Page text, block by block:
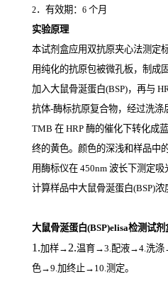
2．有效期： 6 个月
实验原理
本试剂盒应用双抗原夹心法测定
用纯化的抗原包被微孔板，制成
加入大鼠骨涎蛋白(BSP)，再与
抗体-酶标抗原复合物，经过洗涤
TMB 在 HRP 酶的催化下转化成
终的黄色。颜色的深浅和样品中
用酶标仪在 450nm 波长下测定吸
计算样品中大鼠骨涎蛋白(BSP)浓
大鼠骨涎蛋白(BSP)elisa检测试
1.加样→ 2.温育→3.配液→4.洗
色→9.加终止→10.测定。